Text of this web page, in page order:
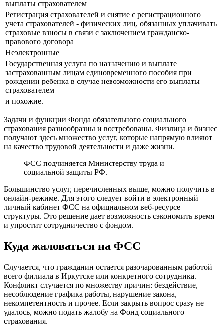
выплаты страхователем
Регистрация страхователей и снятие с регистрационного
учета страхователей - физических лиц, обязанных уплачивать
страховые взносы в связи с заключением гражданско-
правового договора
Неэлектронные
Государственная услуга по назначению и выплате
застрахованным лицам единовременного пособия при
рождении ребенка в случае невозможности его выплаты
страхователем
и похожие.
Задачи и функции Фонда обязательного социального
страхования разнообразны и востребованы. Физлица и бизнес
получают здесь множество услуг, которые напрямую влияют
на качество трудовой деятельности и даже жизни.
ФСС подчиняется Министерству труда и
социальной защиты РФ.
Большинство услуг, перечисленных выше, можно получить в
онлайн-режиме. Для этого следует войти в электронный
личный кабинет ФСС на официальном веб-ресурсе
структуры. Это решение дает возможность сэкономить время
и упростит сотрудничество с фондом.
Куда жаловаться на ФСС
Случается, что гражданин остается разочарованным работой
всего филиала в Иркутске или конкретного сотрудника.
Конфликт случается по множеству причин: бездействие,
несоблюдение графика работы, нарушение закона,
некомпетентность и прочее. Если закрыть вопрос сразу не
удалось, можно подать жалобу на Фонд социального
страхования.